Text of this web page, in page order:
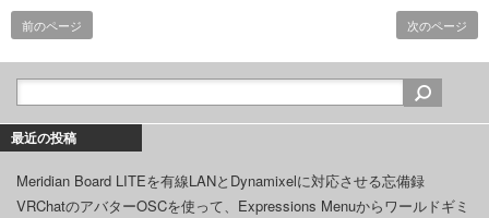
前のページ 次のページ
最近の投稿
Meridian Board LITEを有線LANとDynamixelに対応させる忘備録
VRChatのアバターOSCを使って、Expressions Menuからワールドギミ